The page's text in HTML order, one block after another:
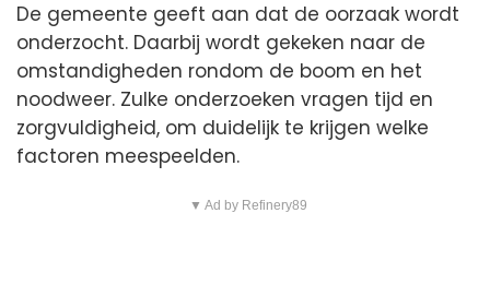
De gemeente geeft aan dat de oorzaak wordt
onderzocht. Daarbij wordt gekeken naar de
omstandigheden rondom de boom en het
noodweer. Zulke onderzoeken vragen tijd en
zorgvuldigheid, om duidelijk te krijgen welke
factoren meespeelden.
▼ Ad by Refinery89